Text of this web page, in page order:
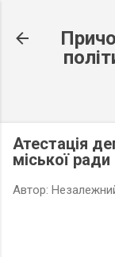
Атестація
міської ради
Автор: